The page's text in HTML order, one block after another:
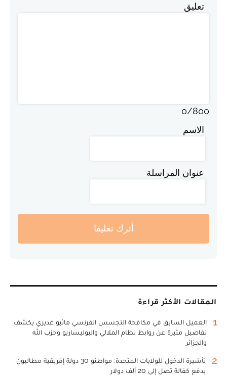
تعليق
0/800
الاسم
عنوان المراسلة
أترك تعليقا
المقالات الأكثر قراءة
1
العميل السابق في مكافحة التجسس الفرنسي ماثيو غديري يكشف
تفاصيل مثيرة عن روابط نظام الملالي والبوليساريو وحزب الله
والجزائر
2
تأشيرة الدخول للولايات المتحدة: مواطنو 30 دولة إفريقية مطالبون
بدفع كفالة تصل إلى 20 ألف دولار